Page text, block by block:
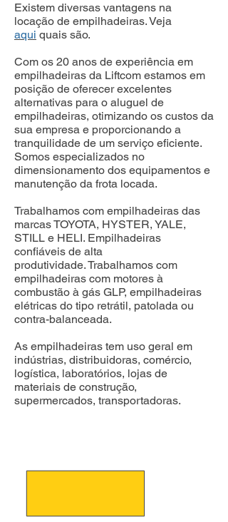
Existem diversas vantagens na
locação de empilhadeiras. Veja
aqui quais são.
Com os 20 anos de experiência em
empilhadeiras da Liftcom estamos em
posição de oferecer excelentes
alternativas para o aluguel de
empilhadeiras, otimizando os custos da
sua empresa e proporcionando a
tranquilidade de um serviço eficiente.
Somos especializados no
dimensionamento dos equipamentos e
manutenção da frota locada.
Trabalhamos com empilhadeiras das
marcas TOYOTA, HYSTER, YALE,
STILL e HELI. Empilhadeiras
confiáveis de alta
produtividade.Trabalhamos com
empilhadeiras com motores à
combustão à gás GLP, empilhadeiras
elétricas do tipo retrátil, patolada ou
contra-balanceada.
As empilhadeiras tem uso geral em
indústrias, distribuidoras, comércio,
logística, laboratórios, lojas de
materiais de construção,
supermercados, transportadoras.